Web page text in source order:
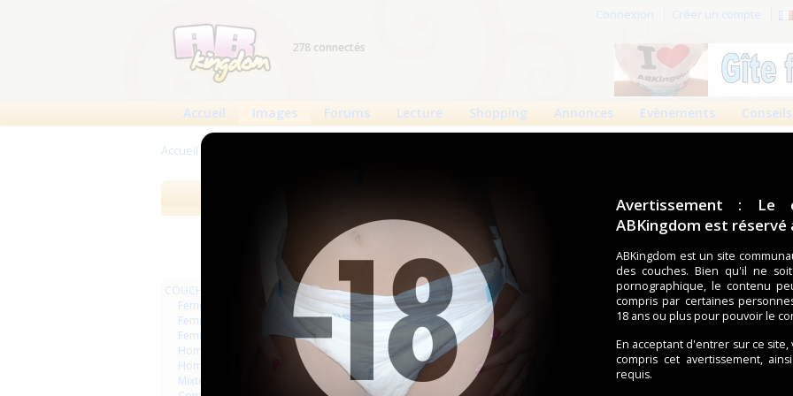
Avertissement : Le
ABKingdom est réservé
ABKingdom est un site
des couches. Bien qu'il ne
pornographique, le contenu
compris par certaines
18 ans ou plus pour pouvoir le
En acceptant d'entrer sur ce
compris cet avertissement,
requis.
Connexion Créer un compte
278 connectés
Accueil Images Forums Lecture Shopping Annonces Evènements Conseils
Accueil
COUCHES
Femmes
Femmes séries et rafales
Femmes vintage
Hommes séries et rafales
Hommes
Mixte
Pages : 2 3 4 ... 38 Suivant